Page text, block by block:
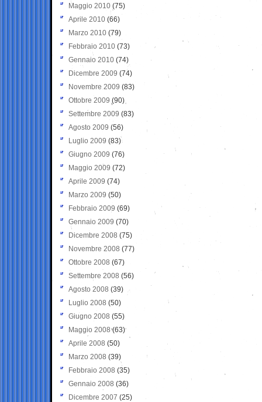
Maggio 2010 (75)
Aprile 2010 (66)
Marzo 2010 (79)
Febbraio 2010 (73)
Gennaio 2010 (74)
Dicembre 2009 (74)
Novembre 2009 (83)
Ottobre 2009 (90)
Settembre 2009 (83)
Agosto 2009 (56)
Luglio 2009 (83)
Giugno 2009 (76)
Maggio 2009 (72)
Aprile 2009 (74)
Marzo 2009 (50)
Febbraio 2009 (69)
Gennaio 2009 (70)
Dicembre 2008 (75)
Novembre 2008 (77)
Ottobre 2008 (67)
Settembre 2008 (56)
Agosto 2008 (39)
Luglio 2008 (50)
Giugno 2008 (55)
Maggio 2008(63)
Aprile 2008 (50)
Marzo 2008 (39)
Febbraio 2008 (35)
Gennaio 2008 (36)
Dicembre 2007 (25)